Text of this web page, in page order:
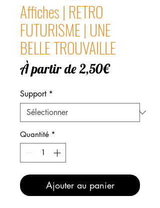
Affiches | RETRO
FUTURISME | UNE
BELLE TROUVAILLE
À partir de2,50€Prix
Support *
Quantité *
Ajouter au panier